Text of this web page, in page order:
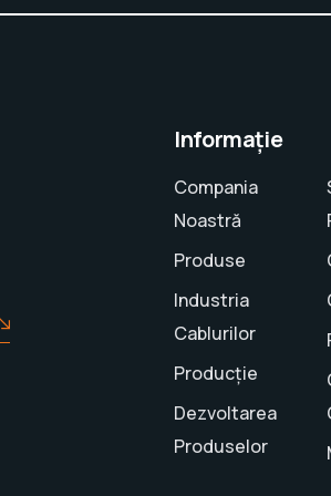
Informație
Compania
Noastră
Produse
Industria
Cablurilor
Producție
Dezvoltarea
Produselor